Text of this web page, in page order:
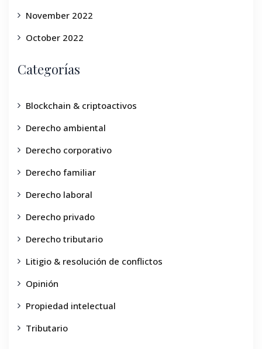
November 2022
October 2022
Categorías
Blockchain & criptoactivos
Derecho ambiental
Derecho corporativo
Derecho familiar
Derecho laboral
Derecho privado
Derecho tributario
Litigio & resolución de conflictos
Opinión
Propiedad intelectual
Tributario